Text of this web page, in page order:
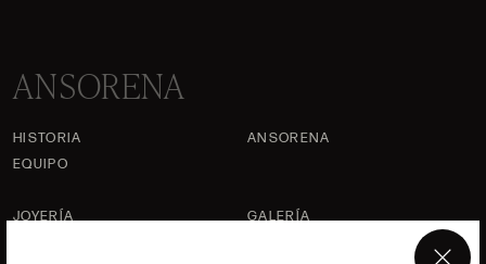
ANSORENA
HISTORIA
ANSORENA
EQUIPO
JOYERÍA
GALERÍA